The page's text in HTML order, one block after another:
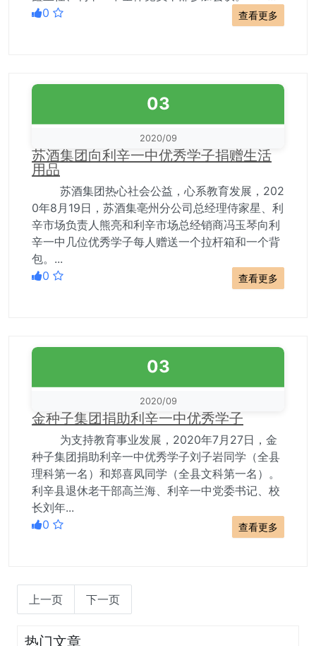
0
查看更多
03
2020/09
苏酒集团向利辛一中优秀学子捐赠生活
用品
苏酒集团热心社会公益，心系教育发展，202
0年8月19日，苏酒集亳州分公司总经理侍家星、利
辛市场负责人熊亮和利辛市场总经销商冯玉琴向利
辛一中几位优秀学子每人赠送一个拉杆箱和一个背
包。...
0
查看更多
03
2020/09
金种子集团捐助利辛一中优秀学子
为支持教育事业发展，2020年7月27日，金
种子集团捐助利辛一中优秀学子刘子岩同学（全县
理科第一名）和郑喜凤同学（全县文科第一名）。
利辛县退休老干部高兰海、利辛一中党委书记、校
长刘年...
0
查看更多
上一页 下一页
热门文章